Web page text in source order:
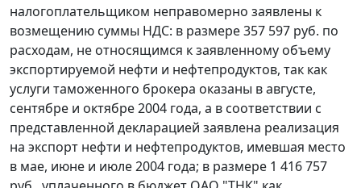
налогоплательщиком неправомерно заявлены к
возмещению суммы НДС: в размере 357 597 руб. по
расходам, не относящимся к заявленному объему
экспортируемой нефти и нефтепродуктов, так как
услуги таможенного брокера оказаны в августе,
сентябре и октябре 2004 года, а в соответствии с
представленной декларацией заявлена реализация
на экспорт нефти и нефтепродуктов, имевшая место
в мае, июне и июле 2004 года; в размере 1 416 757